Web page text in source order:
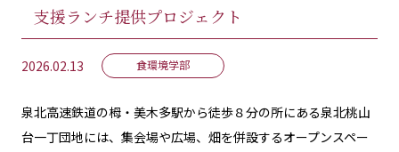
支援ランチ提供プロジェクト
2026.02.13 食環境学部
泉北高速鉄道の栂・美木多駅から徒歩８分の所にある泉北桃山
台一丁団地には、集会場や広場、畑を併設するオープンスペー